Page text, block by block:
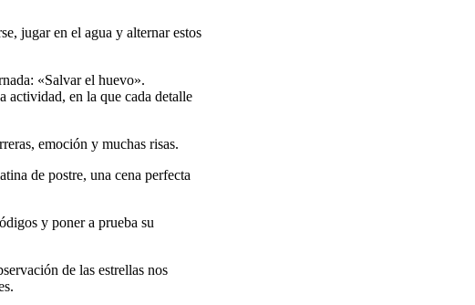
jugar en el agua y alternar estos
«Salvar el huevo».
actividad, en la que cada detalle
emoción y muchas risas.
de postre, una cena perfecta
y poner a prueba su
de las estrellas nos